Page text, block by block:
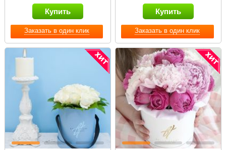
Заказать в один клик
Купить
Заказать в один клик
Купить